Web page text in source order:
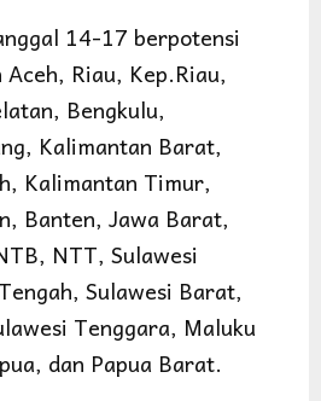
14-17 berpotensi
Riau, Kep.Riau,
Bengkulu,
Kalimantan Barat,
Kalimantan Timur,
Banten, Jawa Barat,
NTT, Sulawesi
Sulawesi Barat,
Tenggara, Maluku
dan Papua Barat.